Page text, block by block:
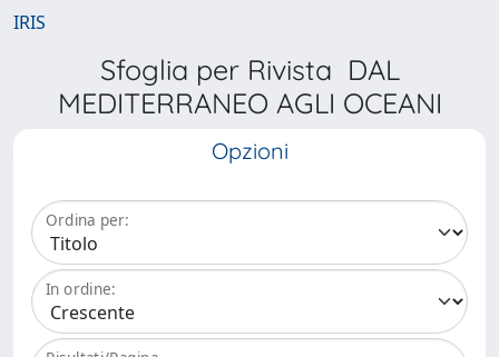
IRIS
Sfoglia per Rivista DAL
MEDITERRANEO AGLI OCEANI
Opzioni
Ordina per:
In ordine: